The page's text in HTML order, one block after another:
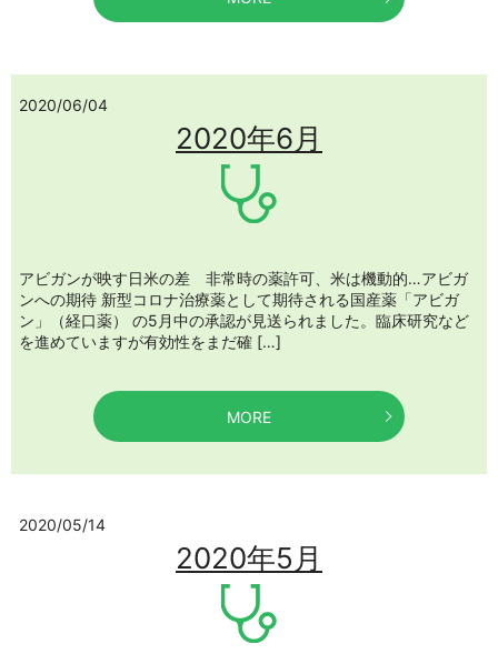
2020/06/04
2020年6月
アビガンが映す日米の差 非常時の薬許可、米は機動的…アビガ
ンへの期待 新型コロナ治療薬として期待される国産薬「アビガ
ン」（経口薬） の5月中の承認が見送られました。臨床研究など
を進めていますが有効性をまだ確 […]
MORE
2020/05/14
2020年5月